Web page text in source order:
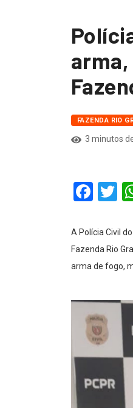
FAZENDA RIO
3 minutos
A Polícia Civil
Fazenda Rio
arma de fogo,